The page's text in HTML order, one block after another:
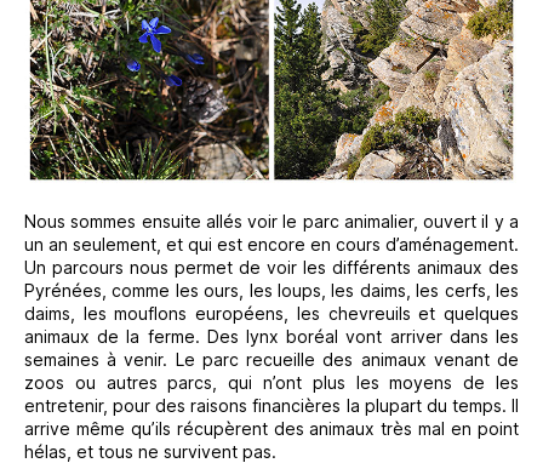
Nous sommes ensuite allés voir le parc animalier, ouvert il y a
un an seulement, et qui est encore en cours d’aménagement.
Un parcours nous permet de voir les différents animaux des
Pyrénées, comme les ours, les loups, les daims, les cerfs, les
daims, les mouflons européens, les chevreuils et quelques
animaux de la ferme. Des lynx boréal vont arriver dans les
semaines à venir. Le parc recueille des animaux venant de
zoos ou autres parcs, qui n’ont plus les moyens de les
entretenir, pour des raisons financières la plupart du temps. Il
arrive même qu’ils récupèrent des animaux très mal en point
hélas, et tous ne survivent pas.